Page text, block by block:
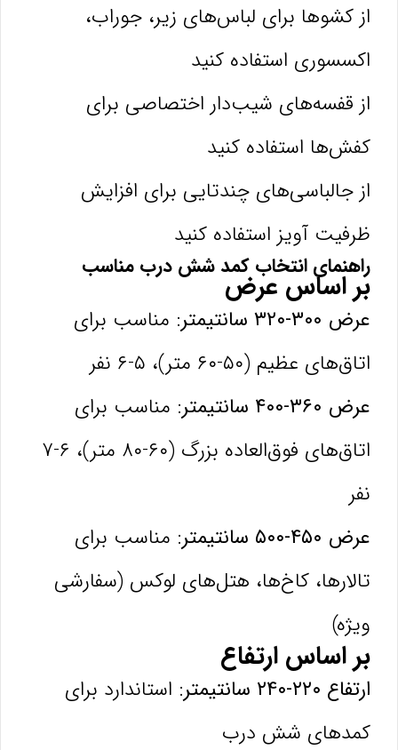
از کشوها برای لباس‌های زیر، جوراب،
اکسسوری استفاده کنید
از قفسه‌های شیب‌دار اختصاصی برای
کفش‌ها استفاده کنید
از جالباسی‌های چندتایی برای افزایش
ظرفیت آویز استفاده کنید
راهنمای انتخاب کمد شش درب مناسب
بر اساس عرض
عرض ۳۰۰-۳۲۰ سانتیمتر:
مناسب برای
اتاق‌های عظیم (۵۰-۶۰ متر)، ۵-۶ نفر
عرض ۳۶۰-۴۰۰ سانتیمتر:
مناسب برای
اتاق‌های فوق‌العاده بزرگ (۶۰-۸۰ متر)، ۶-۷
نفر
عرض ۴۵۰-۵۰۰ سانتیمتر:
مناسب برای
تالارها، کاخ‌ها، هتل‌های لوکس (سفارشی
ویژه)
بر اساس ارتفاع
ارتفاع ۲۲۰-۲۴۰ سانتیمتر:
استاندارد برای
کمدهای شش درب